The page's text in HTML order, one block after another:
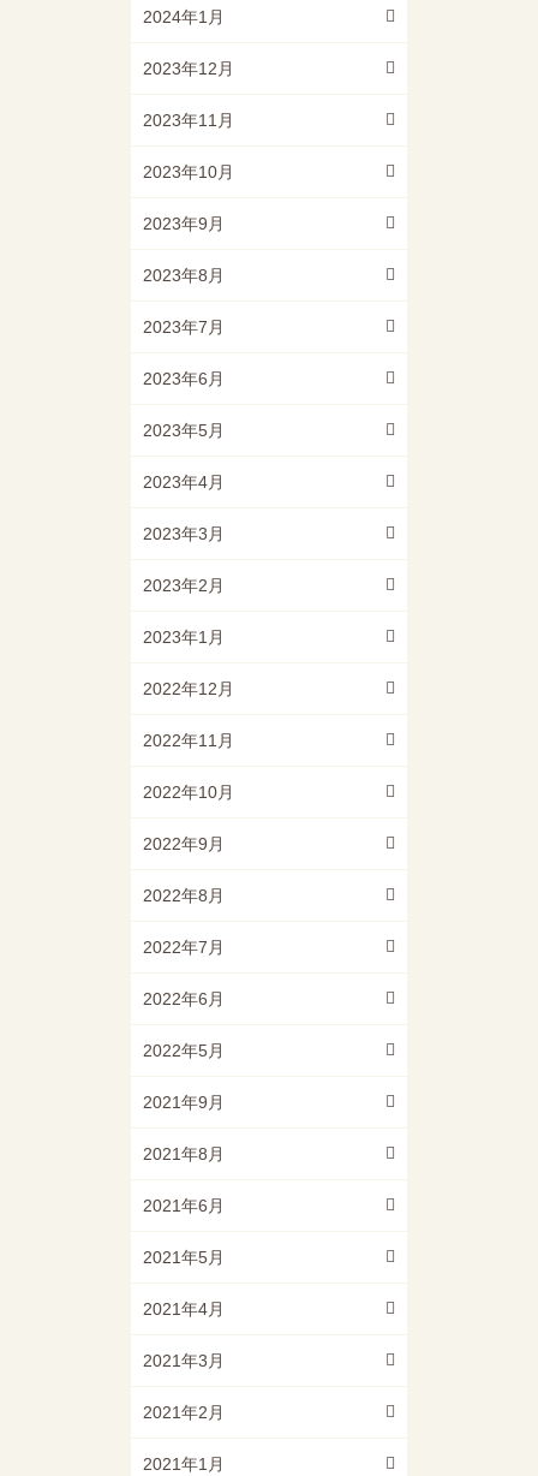
2024年1月
2023年12月
2023年11月
2023年10月
2023年9月
2023年8月
2023年7月
2023年6月
2023年5月
2023年4月
2023年3月
2023年2月
2023年1月
2022年12月
2022年11月
2022年10月
2022年9月
2022年8月
2022年7月
2022年6月
2022年5月
2021年9月
2021年8月
2021年6月
2021年5月
2021年4月
2021年3月
2021年2月
2021年1月